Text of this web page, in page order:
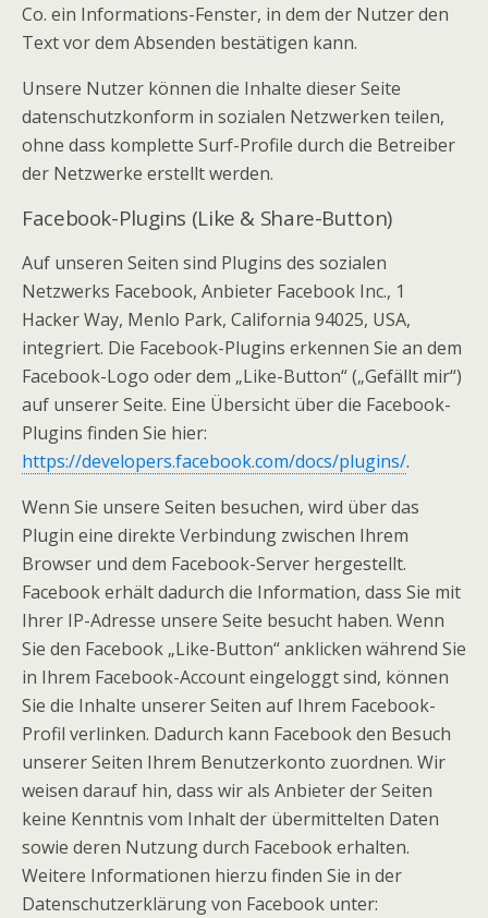
Co. ein Informations-Fenster, in dem der Nutzer den
Text vor dem Absenden bestätigen kann.
Unsere Nutzer können die Inhalte dieser Seite
datenschutzkonform in sozialen Netzwerken teilen,
ohne dass komplette Surf-Profile durch die Betreiber
der Netzwerke erstellt werden.
Facebook-Plugins (Like & Share-Button)
Auf unseren Seiten sind Plugins des sozialen
Netzwerks Facebook, Anbieter Facebook Inc., 1
Hacker Way, Menlo Park, California 94025, USA,
integriert. Die Facebook-Plugins erkennen Sie an dem
Facebook-Logo oder dem „Like-Button“ („Gefällt mir“)
auf unserer Seite. Eine Übersicht über die Facebook-
Plugins finden Sie hier:
https://developers.facebook.com/docs/plugins/.
Wenn Sie unsere Seiten besuchen, wird über das
Plugin eine direkte Verbindung zwischen Ihrem
Browser und dem Facebook-Server hergestellt.
Facebook erhält dadurch die Information, dass Sie mit
Ihrer IP-Adresse unsere Seite besucht haben. Wenn
Sie den Facebook „Like-Button“ anklicken während Sie
in Ihrem Facebook-Account eingeloggt sind, können
Sie die Inhalte unserer Seiten auf Ihrem Facebook-
Profil verlinken. Dadurch kann Facebook den Besuch
unserer Seiten Ihrem Benutzerkonto zuordnen. Wir
weisen darauf hin, dass wir als Anbieter der Seiten
keine Kenntnis vom Inhalt der übermittelten Daten
sowie deren Nutzung durch Facebook erhalten.
Weitere Informationen hierzu finden Sie in der
Datenschutzerklärung von Facebook unter: